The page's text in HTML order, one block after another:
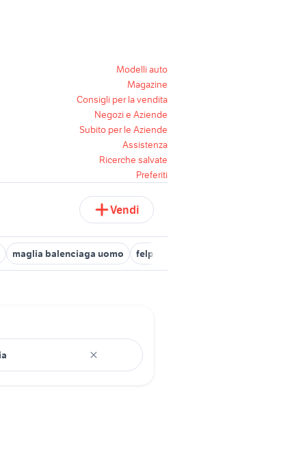
Modelli auto
Magazine
Consigli per la vendita
Negozi e Aziende
Subito per le Aziende
Assistenza
Ricerche salvate
Preferiti
Vendi
maglia balenciaga uomo felpa woolrich